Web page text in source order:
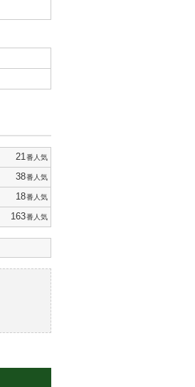
21 番人気
38番人気
18番人気
163番人気